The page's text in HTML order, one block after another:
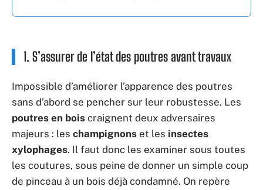
1. S’assurer de l’état des poutres avant travaux
Impossible d’améliorer l’apparence des poutres
sans d’abord se pencher sur leur robustesse. Les
poutres en bois craignent deux adversaires
majeurs : les champignons et les insectes
xylophages. Il faut donc les examiner sous toutes
les coutures, sous peine de donner un simple coup
de pinceau à un bois déjà condamné. On repère